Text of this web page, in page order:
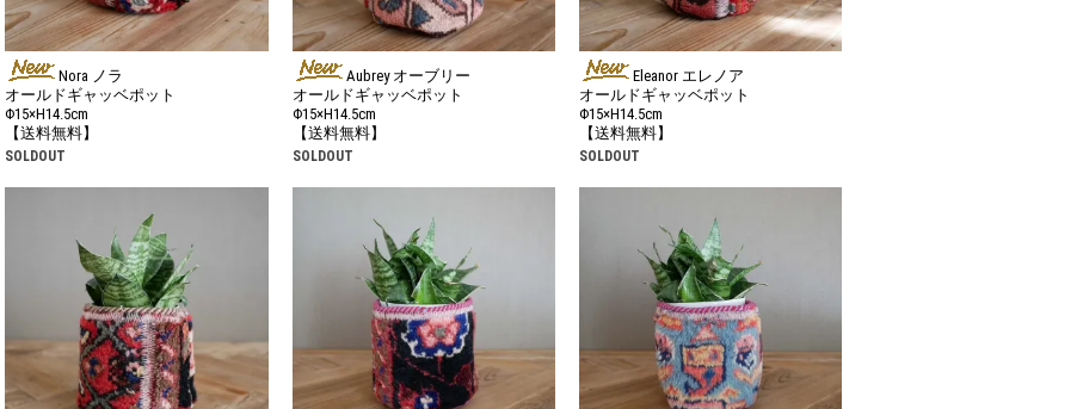
Nora ノラ
オールドギャッベポット
Φ15×H14.5cm
【送料無料】
SOLDOUT
Aubrey オーブリー
オールドギャッベポット
Φ15×H14.5cm
【送料無料】
SOLDOUT
Eleanor エレノア
オールドギャッベポット
Φ15×H14.5cm
【送料無料】
SOLDOUT